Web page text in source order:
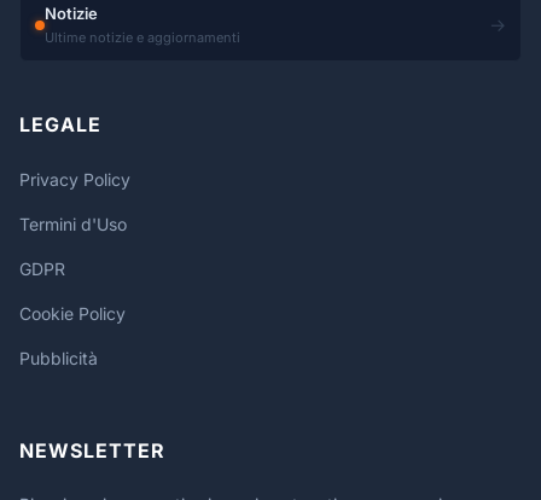
Notizie
Ultime notizie e aggiornamenti
→
LEGALE
Privacy Policy
Termini d'Uso
GDPR
Cookie Policy
Pubblicità
NEWSLETTER